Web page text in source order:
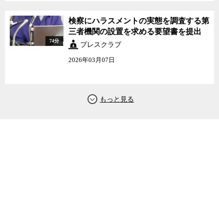
74分
検察にハラスメントの実態を調査する第
三者機関の設置を求める要望書を提出
プレスクラブ
2026年03月07日